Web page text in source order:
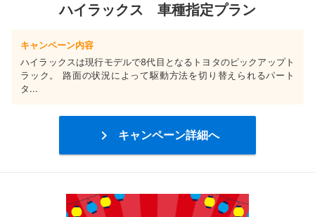
ハイラックス 車種指定プラン
キャンペーン内容
ハイラックスは現行モデルで8代目となるトヨタのピックアップト
ラック。 路面の状況によって駆動方法を切り替えられるパート
タ...
 キャンペーン詳細へ